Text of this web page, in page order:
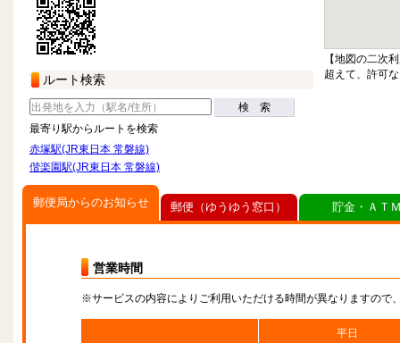
ルート検索
検 索
最寄り駅からルートを検索
赤塚駅(JR東日本 常磐線)
偕楽園駅(JR東日本 常磐線)
【地図の二次
超えて、許可
郵便局からのお知らせ
営業時間
※サービスの内容によりご利用いただける時間が異なりますので
平日
郵便（ゆうゆう窓口） 貯金・ＡＴ